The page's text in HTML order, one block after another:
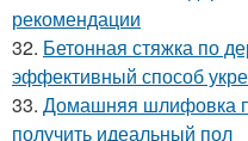
рекомендации
32. Бетонная стяжка по
эффективный способ
33. Домашняя шлифовка
получить идеальный пол